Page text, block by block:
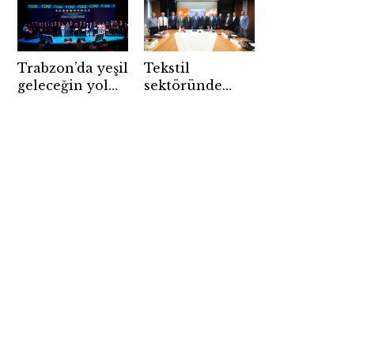
Trabzon’da yeşil
geleceğin yol
Tekstil
sektöründe